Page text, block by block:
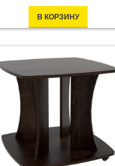
В КОРЗИНУ